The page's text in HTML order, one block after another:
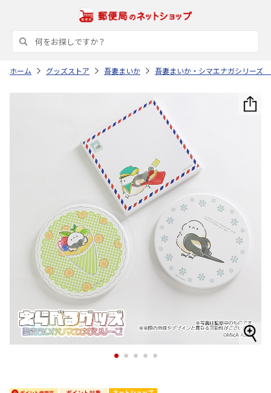
ホーム グッズストア 吾妻まいか 吾妻まいか・シマエナガシリーズ
1 2 3 4 5